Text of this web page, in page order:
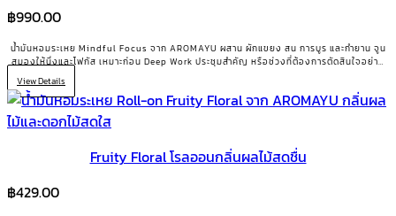
฿990.00
น้ำมันหอมระเหย Mindful Focus จาก AROMAYU ผสาน ผักแขยง สน การบูร และกำยาน จูน
สมองให้นิ่งและโฟกัส เหมาะก่อน Deep Work ประชุมสำคัญ หรือช่วงที่ต้องการตัดสินใจอย่าง
View Details
Fruity Floral โรลออนกลิ่นผลไม้สดชื่น
฿429.00